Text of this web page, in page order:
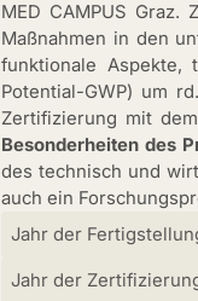
MED CAMPUS
Maßnahmen in den
funktionale Aspekte,
Potential-GWP) um
Zertifizierung mit
Besonderheiten des
des technisch und
auch ein
Jahr der
Jahr der